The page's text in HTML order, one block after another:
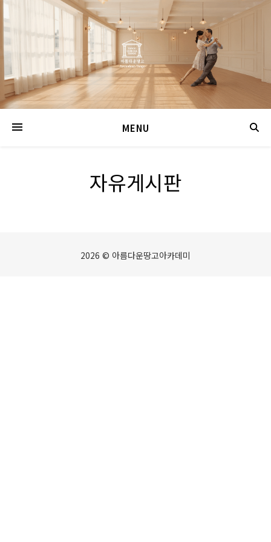
MENU
자유게시판
2026 © 아름다운땅고아카데미